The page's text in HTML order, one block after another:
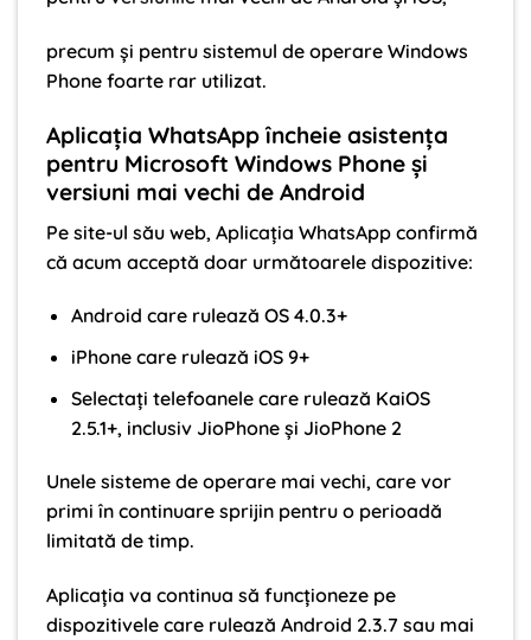
precum și pentru sistemul de operare Windows
Phone foarte rar utilizat.
Aplicația WhatsApp încheie asistența
pentru Microsoft Windows Phone și
versiuni mai vechi de Android
Pe site-ul său web, Aplicația WhatsApp confirmă
că acum acceptă doar următoarele dispozitive:
Android care rulează OS 4.0.3+
iPhone care rulează iOS 9+
Selectați telefoanele care rulează KaiOS
2.5.1+, inclusiv JioPhone și JioPhone 2
Unele sisteme de operare mai vechi, care vor
primi în continuare sprijin pentru o perioadă
limitată de timp.
Aplicația va continua să funcționeze pe
dispozitivele care rulează Android 2.3.7 sau mai